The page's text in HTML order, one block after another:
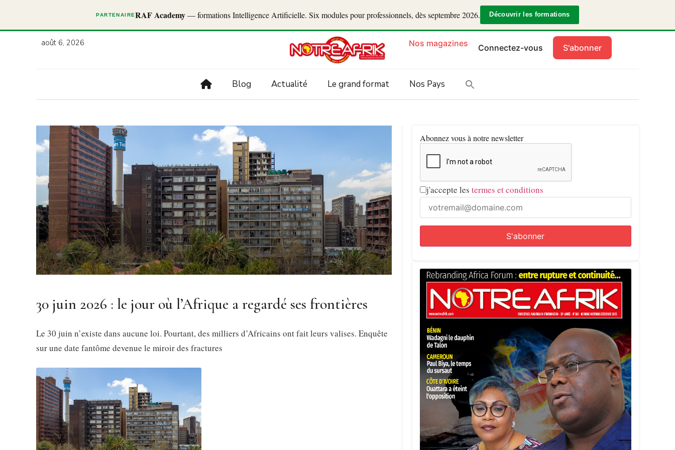
PARTENAIRERAF Academy— formations Intelligence Artificielle. Six modules pour professionnels, dès septembre 2026. Découvrir les formations
août 6, 2026 Nos magazines Connectez-vous S'abonner
Blog Actualité Le grand format Nos Pays
30 juin 2026 : le jour où l’Afrique a regardé ses frontières
Le 30 juin n’existe dans aucune loi. Pourtant, des milliers d’Africains ont fait leurs valises. Enquête
sur une date fantôme devenue le miroir des fractures
Abonnez vous à notre newsletter
j'accepte les termes et conditions